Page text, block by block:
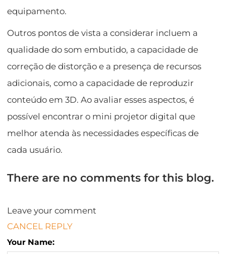
equipamento.
Outros pontos de vista a considerar incluem a
qualidade do som embutido, a capacidade de
correção de distorção e a presença de recursos
adicionais, como a capacidade de reproduzir
conteúdo em 3D. Ao avaliar esses aspectos, é
possível encontrar o mini projetor digital que
melhor atenda às necessidades específicas de
cada usuário.
There are no comments for this blog.
Leave your comment
CANCEL REPLY
Your Name: